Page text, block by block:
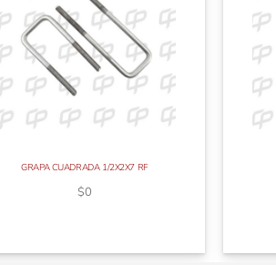
GRAPA CUADRADA 1/2X2X7 RF
$0